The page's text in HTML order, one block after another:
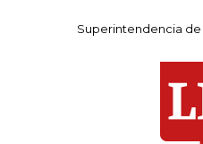
Superintendencia